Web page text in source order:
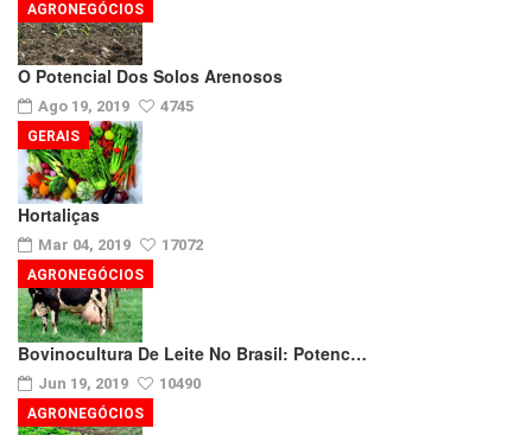
O Potencial Dos Solos Arenosos
Ago 19, 2019 4745
AGRONEGÓCIOS
Hortaliças
Mar 04, 2019 17072
GERAIS
Bovinocultura De Leite No Brasil: Potenc…
Jun 19, 2019 10490
AGRONEGÓCIOS
AGRONEGÓCIOS